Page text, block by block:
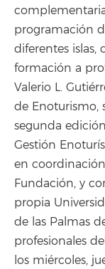
programación
diferentes
formación a
Valerio L.
de Enoturismo,
segunda
Gestión
en
Fundación, y
propia
de las Palmas
profesionales
los miércoles,